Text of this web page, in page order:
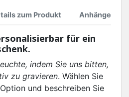
zum Produkt Anhänge
für ein
indem Sie uns bitten,
zu gravieren. Wählen Sie
und beschreiben Sie